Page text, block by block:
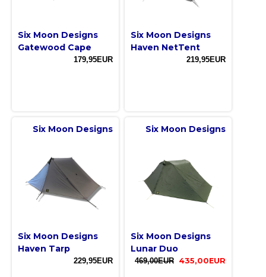
Six Moon Designs
Gatewood Cape
179,95EUR
Six Moon Designs
Haven NetTent
219,95EUR
Six Moon Designs
Six Moon Designs
Haven Tarp
229,95EUR
Six Moon Designs
Six Moon Designs
Lunar Duo
469,00EUR 435,00EUR